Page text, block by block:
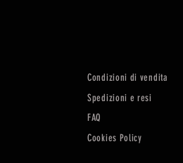
Condizioni di vendita
Spedizioni e resi
FAQ
Cookies Policy